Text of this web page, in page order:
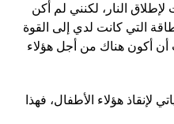
النار، لكنني لم أكن
التي كانت لدي إلى القوة
أكون هناك من أجل هؤلاء
لإنقاذ هؤلاء الأطفال، فهذا